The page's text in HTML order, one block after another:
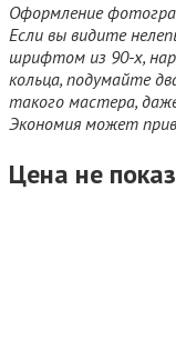
Оформление
Если вы видите
шрифтом из 90-х,
кольца, подумайте
такого мастера,
Экономия может
Цена не